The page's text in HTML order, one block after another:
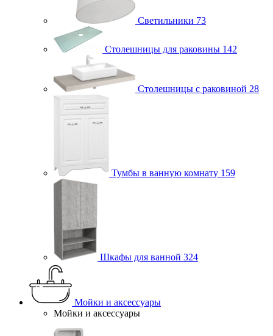
Светильники 73
Столешницы для раковины 142
Столешницы с раковиной 28
Тумбы в ванную комнату 159
Шкафы для ванной 324
Мойки и аксессуары
Мойки и аксессуары